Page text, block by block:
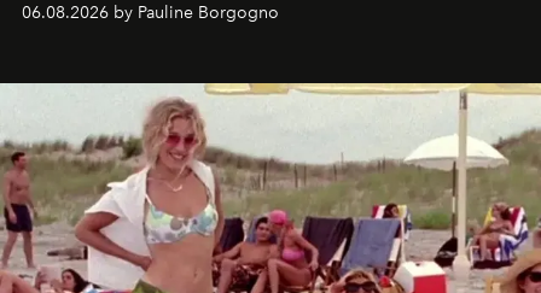
06.08.2026 by Pauline Borgogno